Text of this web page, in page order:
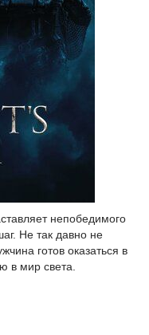
непобедимого
Не так давно не
готов оказаться в
в мир света.